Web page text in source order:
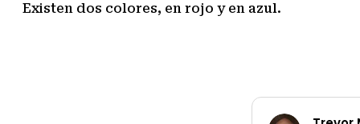
Existen dos colores, en rojo y en azul.